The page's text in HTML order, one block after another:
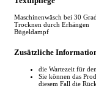
Maschinenwäsch bei 30 Grad
Trocknen durch Erhängen
Bügeldampf
Zusätzliche
die Wartezeit für
Sie können das
diesem Fall die